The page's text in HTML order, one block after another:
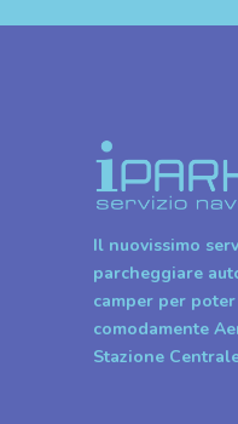
Il nuovissimo
parcheggiare
camper per
comodamente
Stazione